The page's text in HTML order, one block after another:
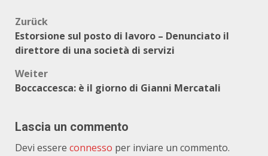
Beitragsnavigation
Zurück
Estorsione sul posto di lavoro – Denunciato il
direttore di una società di servizi
Weiter
Boccaccesca: è il giorno di Gianni Mercatali
Lascia un commento
Devi essere connesso per inviare un commento.